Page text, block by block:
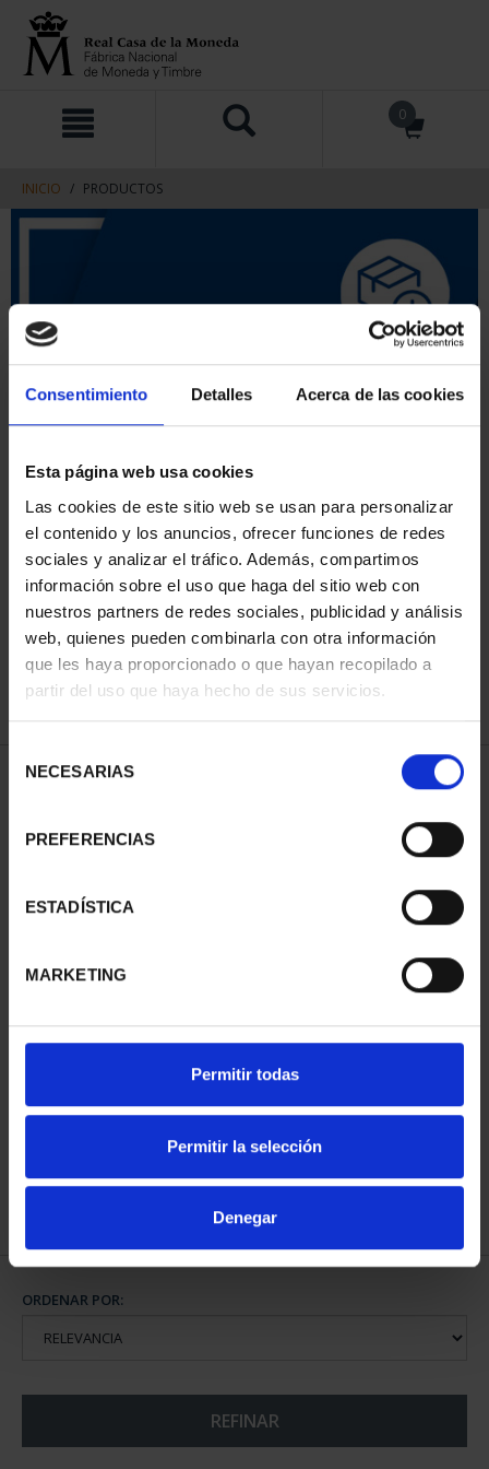
Consentimiento Detalles Acerca de las cookies
Esta página web usa cookies
Las cookies de este sitio web se usan para personalizar
el contenido y los anuncios, ofrecer funciones de redes
sociales y analizar el tráfico. Además, compartimos
información sobre el uso que haga del sitio web con
nuestros partners de redes sociales, publicidad y análisis
web, quienes pueden combinarla con otra información
que les haya proporcionado o que hayan recopilado a
partir del uso que haya hecho de sus servicios.
NECESARIAS
PREFERENCIAS
ESTADÍSTICA
MARKETING
Permitir todas
Permitir la selección
Denegar
contenido
navegacin
0
INICIO PRODUCTOS
ORDENAR POR:
REFINAR
1 Productos encontrados
CIUDADES PATRIMONIO
73,00 €
ORDENAR POR:
REFINAR